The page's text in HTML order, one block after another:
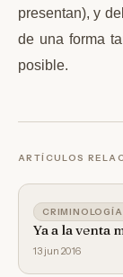
presentan), y
de una forma
posible.
ARTÍCULOS
CRIMINOLOGÍA
Ya a la venta
13 jun 2016